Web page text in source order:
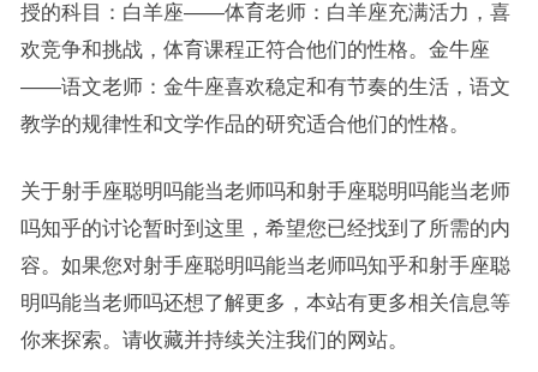
授的科目：白羊座——体育老师：白羊座充满活力，喜
欢竞争和挑战，体育课程正符合他们的性格。金牛座
——语文老师：金牛座喜欢稳定和有节奏的生活，语文
教学的规律性和文学作品的研究适合他们的性格。
关于射手座聪明吗能当老师吗和射手座聪明吗能当老师
吗知乎的讨论暂时到这里，希望您已经找到了所需的内
容。如果您对射手座聪明吗能当老师吗知乎和射手座聪
明吗能当老师吗还想了解更多，本站有更多相关信息等
你来探索。请收藏并持续关注我们的网站。